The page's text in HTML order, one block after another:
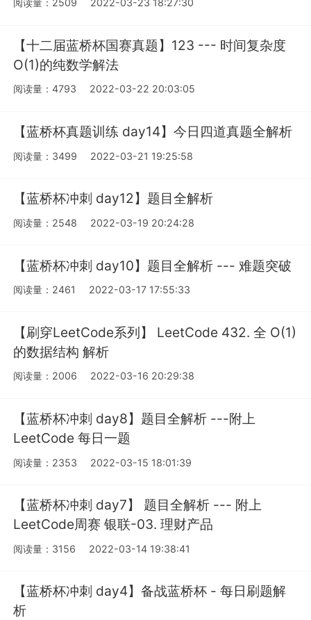
阅读量：2509 2022-03-23 18:27:30
【十二届蓝桥杯国赛真题】123 --- 时间复杂度
O(1)的纯数学解法
阅读量：4793 2022-03-22 20:03:05
【蓝桥杯真题训练 day14】今日四道真题全解析
阅读量：3499 2022-03-21 19:25:58
【蓝桥杯冲刺 day12】题目全解析
阅读量：2548 2022-03-19 20:24:28
【蓝桥杯冲刺 day10】题目全解析 --- 难题突破
阅读量：2461 2022-03-17 17:55:33
【刷穿LeetCode系列】 LeetCode 432. 全 O(1)
的数据结构 解析
阅读量：2006 2022-03-16 20:29:38
【蓝桥杯冲刺 day8】题目全解析 ---附上
LeetCode 每日一题
阅读量：2353 2022-03-15 18:01:39
【蓝桥杯冲刺 day7】 题目全解析 --- 附上
LeetCode周赛 银联-03. 理财产品
阅读量：3156 2022-03-14 19:38:41
【蓝桥杯冲刺 day4】备战蓝桥杯 - 每日刷题解
析